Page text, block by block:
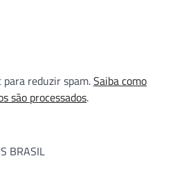
reduzir spam.Saiba como
são processados.
BRASIL